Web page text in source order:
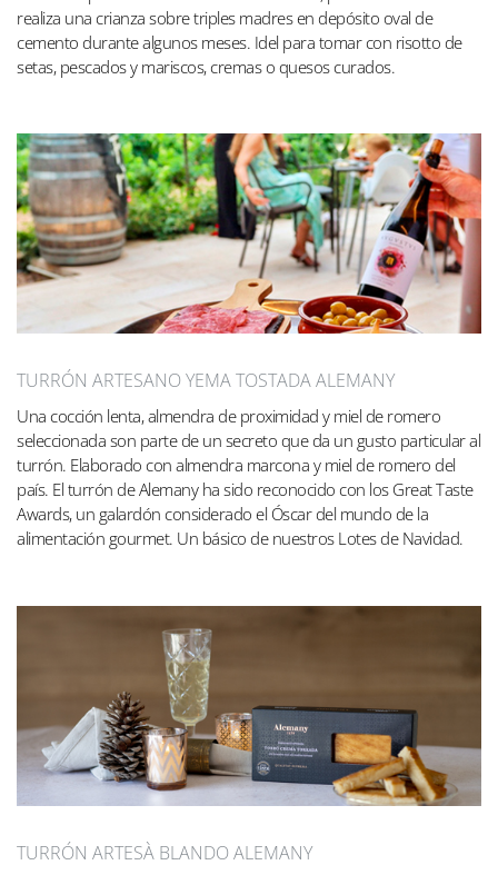
realiza una crianza sobre triples madres en depósito oval de
cemento durante algunos meses. Idel para tomar con risotto de
setas, pescados y mariscos, cremas o quesos curados.
TURRÓN ARTESANO YEMA TOSTADA ALEMANY
Una cocción lenta, almendra de proximidad y miel de romero
seleccionada son parte de un secreto que da un gusto particular al
turrón. Elaborado con almendra marcona y miel de romero del
país. El turrón de Alemany ha sido reconocido con los Great Taste
Awards, un galardón considerado el Óscar del mundo de la
alimentación gourmet. Un básico de nuestros Lotes de Navidad.
TURRÓN ARTESÀ BLANDO ALEMANY